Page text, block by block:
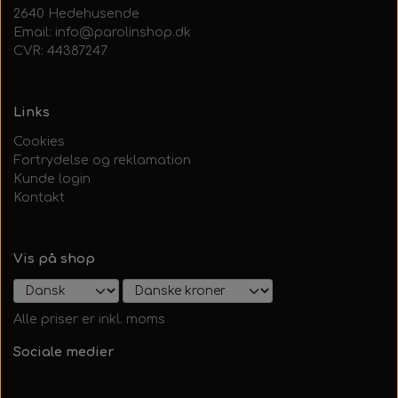
2640 Hedehusende
Email: info@parolinshop.dk
CVR: 44387247
Links
Cookies
Fortrydelse og reklamation
Kunde login
Kontakt
Vis på shop
Alle priser er inkl. moms
Sociale medier